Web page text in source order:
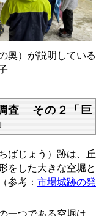
奥）が説明している
査 その２「巨
ばじょう）跡は、丘
をした大きな空堀と
参考： 市場城跡の発
つである空堀は、